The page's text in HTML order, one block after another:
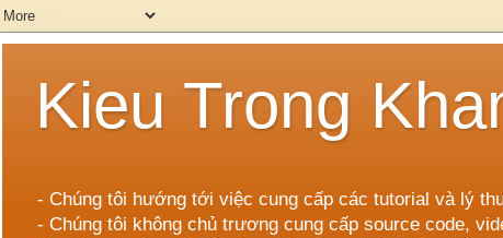
Kieu Trong
- Chúng tôi hướng tới việc cung cấp các tutorial và lý
- Chúng tôi không chủ trương cung cấp source code,